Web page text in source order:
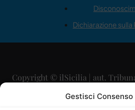
Gestisci Consenso
Dichiarazione sulla
Copyright © ilSicilia | aut.
29/09/2015